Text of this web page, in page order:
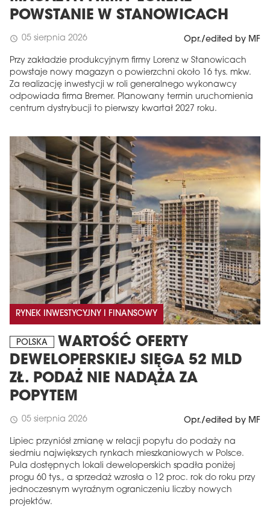
POWSTANIE W STANOWICACH
schedule 05 sierpnia 2026 Opr./edited by MF
Przy zakładzie produkcyjnym firmy Lorenz w Stanowicach
powstaje nowy magazyn o powierzchni około 16 tys. mkw.
Za realizację inwestycji w roli generalnego wykonawcy
odpowiada firma Bremer. Planowany termin uruchomienia
centrum dystrybucji to pierwszy kwartał 2027 roku.
RYNEK INWESTYCYJNY I FINANSOWY
POLSKA
WARTOŚĆ OFERTY
DEWELOPERSKIEJ SIĘGA 52 MLD
ZŁ. PODAŻ NIE NADĄŻA ZA
POPYTEM
schedule 05 sierpnia 2026 Opr./edited by MF
Lipiec przyniósł zmianę w relacji popytu do podaży na
siedmiu największych rynkach mieszkaniowych w Polsce.
Pula dostępnych lokali deweloperskich spadła poniżej
progu 60 tys., a sprzedaż wzrosła o 12 proc. rok do roku przy
jednoczesnym wyraźnym ograniczeniu liczby nowych
projektów.
MAGAZYN
Wydanie 6 (308)
CZERWIEC 2026
Więcej w tym wydaniu
arrow_forward
Zamów teraz!